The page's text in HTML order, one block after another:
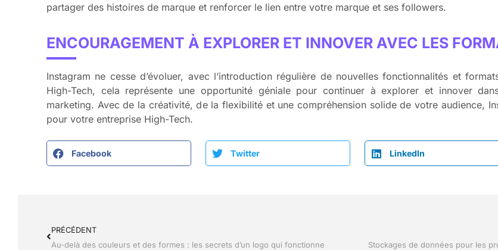
partager des histoires de marque et renforcer le lien entre votre marque et ses followers.
ENCOURAGEMENT À EXPLORER ET INNOVER AVEC LES
Instagram ne cesse d’évoluer, avec l’introduction régulière de nouvelles fonctionnalités et
High-Tech, cela représente une opportunité géniale pour continuer à explorer et innover
marketing. Avec de la créativité, de la flexibilité et une compréhension solide de votre audience,
pour votre entreprise High-Tech.
Facebook Twitter LinkedIn
PRÉCÉDENT
Au-delà des couleurs et des formes : les secrets d’un logo qui fonctionne Stockages de données pour les